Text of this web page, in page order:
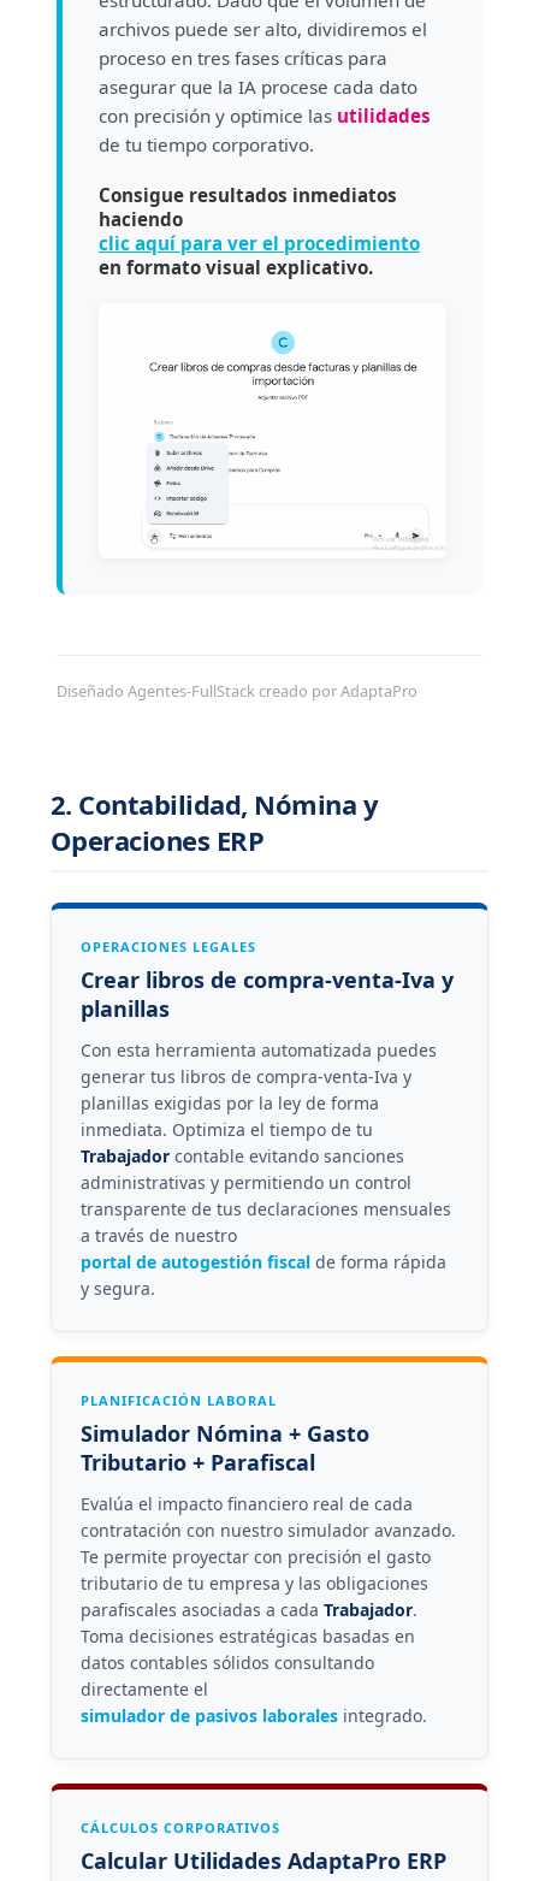
archivos puede ser alto, dividiremos el
proceso en tres fases críticas para
asegurar que la IA procese cada dato
con precisión y optimice las utilidades
de tu tiempo corporativo.
Consigue resultados inmediatos
haciendo
clic aquí para ver el procedimiento
en formato visual explicativo.
Diseñado Agentes-FullStack creado por AdaptaPro
2. Contabilidad, Nómina y
Operaciones ERP
OPERACIONES LEGALES
Crear libros de compra-venta-Iva y
planillas
Con esta herramienta automatizada puedes
generar tus libros de compra-venta-Iva y
planillas exigidas por la ley de forma
inmediata. Optimiza el tiempo de tu
Trabajadorcontable evitando sanciones
administrativas y permitiendo un control
transparente de tus declaraciones mensuales
a través de nuestro
portal de autogestión fiscalde forma rápida
y segura.
PLANIFICACIÓN LABORAL
Simulador Nómina + Gasto
Tributario + Parafiscal
Evalúa el impacto financiero real de cada
contratación con nuestro simulador avanzado.
Te permite proyectar con precisión el gasto
tributario de tu empresa y las obligaciones
parafiscales asociadas a cada Trabajador.
Toma decisiones estratégicas basadas en
datos contables sólidos consultando
directamente el
simulador de pasivos laboralesintegrado.
CÁLCULOS CORPORATIVOS
Calcular Utilidades AdaptaPro ERP